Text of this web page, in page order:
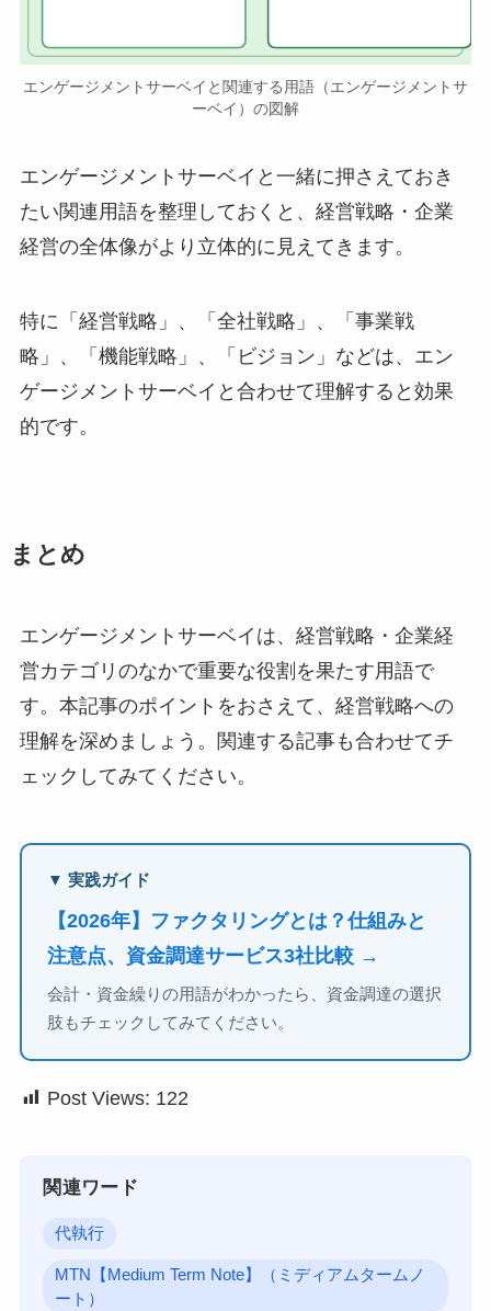
エンゲージメントサーベイと関連する用語（エンゲージメントサ
ーベイ）の図解
エンゲージメントサーベイと一緒に押さえておき
たい関連用語を整理しておくと、経営戦略・企業
経営の全体像がより立体的に見えてきます。
特に「経営戦略」、「全社戦略」、「事業戦
略」、「機能戦略」、「ビジョン」などは、エン
ゲージメントサーベイと合わせて理解すると効果
的です。
まとめ
エンゲージメントサーベイは、経営戦略・企業経
営カテゴリのなかで重要な役割を果たす用語で
す。本記事のポイントをおさえて、経営戦略への
理解を深めましょう。関連する記事も合わせてチ
ェックしてみてください。
▼ 実践ガイド
【2026年】ファクタリングとは？仕組みと
注意点、資金調達サービス3社比較 →
会計・資金繰りの用語がわかったら、資金調達の選択
肢もチェックしてみてください。
Post Views: 122
関連ワード
代執行
MTN【Medium Term Note】（ミディアムタームノ
ート）